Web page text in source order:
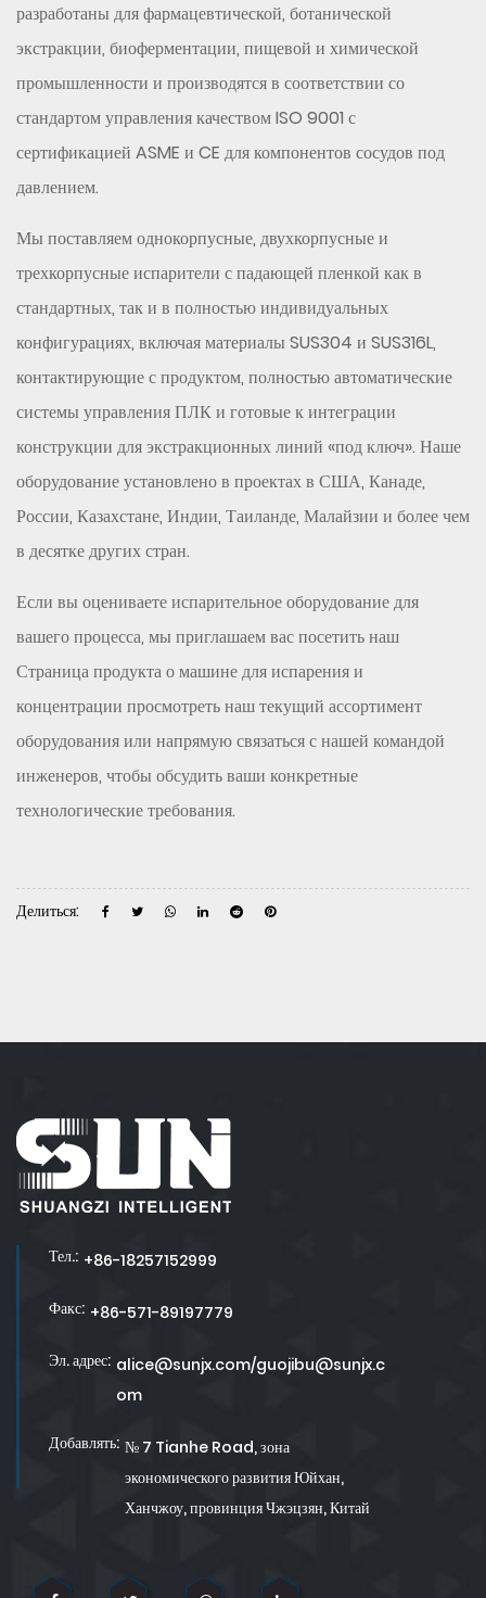
разработаны для фармацевтической, ботанической
экстракции, биоферментации, пищевой и химической
промышленности и производятся в соответствии со
стандартом управления качеством ISO 9001 с
сертификацией ASME и CE для компонентов сосудов под
давлением.
Мы поставляем однокорпусные, двухкорпусные и
трехкорпусные испарители с падающей пленкой как в
стандартных, так и в полностью индивидуальных
конфигурациях, включая материалы SUS304 и SUS316L,
контактирующие с продуктом, полностью автоматические
системы управления ПЛК и готовые к интеграции
конструкции для экстракционных линий «под ключ». Наше
оборудование установлено в проектах в США, Канаде,
России, Казахстане, Индии, Таиланде, Малайзии и более чем
в десятке других стран.
Если вы оцениваете испарительное оборудование для
вашего процесса, мы приглашаем вас посетить наш
Страница продукта о машине для испарения и
концентрации просмотреть наш текущий ассортимент
оборудования или напрямую связаться с нашей командой
инженеров, чтобы обсудить ваши конкретные
технологические требования.
Делиться:
Тел.: +86-18257152999
Факс: +86-571-89197779
Эл. адрес: alice@sunjx.com/guojibu@sunjx.c
om
Добавлять: № 7 Tianhe Road, зона
экономического развития Юйхан,
Ханчжоу, провинция Чжэцзян, Китай